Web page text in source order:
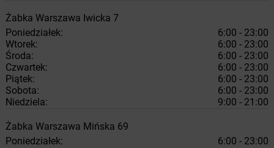
Żabka Warszawa Iwicka 7
Poniedziałek:
6:00 - 23:00
Wtorek:
6:00 - 23:00
Środa:
6:00 - 23:00
Czwartek:
6:00 - 23:00
Piątek:
6:00 - 23:00
Sobota:
6:00 - 23:00
Niedziela:
9:00 - 21:00
Żabka Warszawa Mińska 69
Poniedziałek:
6:00 - 23:00